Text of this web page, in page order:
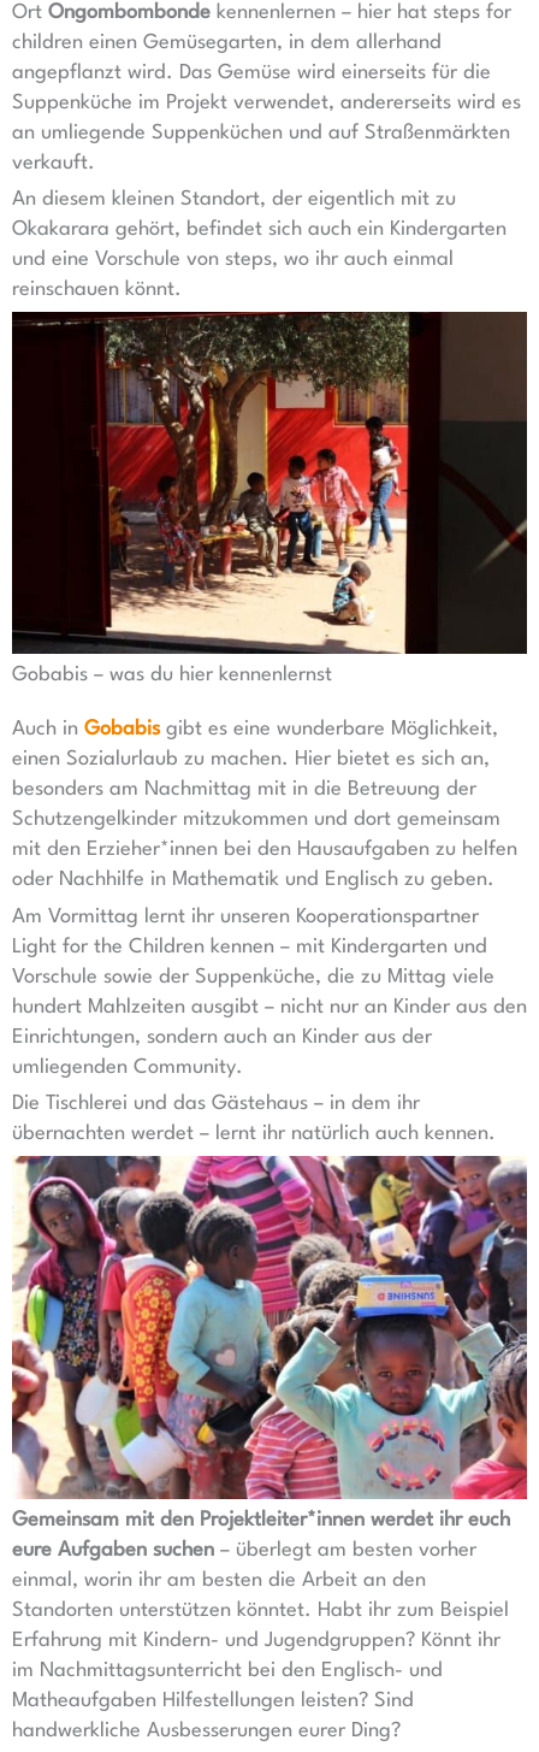
Ort Ongombombonde kennenlernen – hier hat steps for
children einen Gemüsegarten, in dem allerhand
angepflanzt wird. Das Gemüse wird einerseits für die
Suppenküche im Projekt verwendet, andererseits wird es
an umliegende Suppenküchen und auf Straßenmärkten
verkauft.
An diesem kleinen Standort, der eigentlich mit zu
Okakarara gehört, befindet sich auch ein Kindergarten
und eine Vorschule von steps, wo ihr auch einmal
reinschauen könnt.
Gobabis – was du hier kennenlernst
Auch in Gobabis gibt es eine wunderbare Möglichkeit,
einen Sozialurlaub zu machen. Hier bietet es sich an,
besonders am Nachmittag mit in die Betreuung der
Schutzengelkinder mitzukommen und dort gemeinsam
mit den Erzieher*innen bei den Hausaufgaben zu helfen
oder Nachhilfe in Mathematik und Englisch zu geben.
Am Vormittag lernt ihr unseren Kooperationspartner
Light for the Children kennen – mit Kindergarten und
Vorschule sowie der Suppenküche, die zu Mittag viele
hundert Mahlzeiten ausgibt – nicht nur an Kinder aus den
Einrichtungen, sondern auch an Kinder aus der
umliegenden Community.
Die Tischlerei und das Gästehaus – in dem ihr
übernachten werdet – lernt ihr natürlich auch kennen.
Gemeinsam mit den Projektleiter*innen werdet ihr euch
eure Aufgaben suchen – überlegt am besten vorher
einmal, worin ihr am besten die Arbeit an den
Standorten unterstützen könntet. Habt ihr zum Beispiel
Erfahrung mit Kindern- und Jugendgruppen? Könnt ihr
im Nachmittagsunterricht bei den Englisch- und
Matheaufgaben Hilfestellungen leisten? Sind
handwerkliche Ausbesserungen eurer Ding?